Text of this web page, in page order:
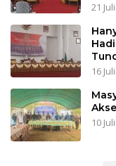
21
16
10